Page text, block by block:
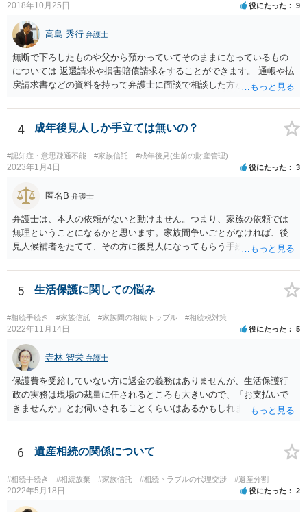
2018年10月25日 役にたった 9
高島 秀行 弁護士
無断で下ろしたものや父から預かっていてそのままになっているもの
については 返還請求や損害賠償請求をすることができます。 通帳や払
戻請求書などの資料を持って弁護士に面談で相談した方がよいと思い
4 成年後見人しか手立ては無いの？
#認知症・意思疎通不能 #家族信託 #成年後見(生前の財産管理)
2023年1月4日 役にたった 3
匿名B 弁護士
弁護士は、本人の依頼がないと動けません。つまり、家族の依頼では
無理ということになるかと思います。家族間争いごとがなければ、後
見人候補者をたてて、その方に後見人になってもらう手続をすすめた
5 生活保護に関しての悩み
#相続手続き #家族信託 #家族間の相続トラブル #相続税対策
2022年11月14日 役にたった 5
寺林 智栄 弁護士
保護費を受給していない方に返金の義務はありませんが、生活保護行
政の実務は現場の裁量に任されるところも大きいので、「お支払いで
きませんか」とお伺いされることくらいはあるかもしれません。 通報
考えてご判断いただくのが良いと思います。
6 遺産相続の関係について
#相続手続き #相続放棄 #家族信託 #相続トラブルの代理交渉 #遺産分割
2022年5月18日 役にたった 2